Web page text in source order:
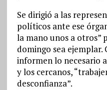
Se dirigió a las
políticos ante ese
la mano unos a otros”
domingo sea
informen lo necesario
y los cercanos,
desconfianza”.